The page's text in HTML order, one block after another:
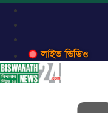
লাইভ ভিডিও